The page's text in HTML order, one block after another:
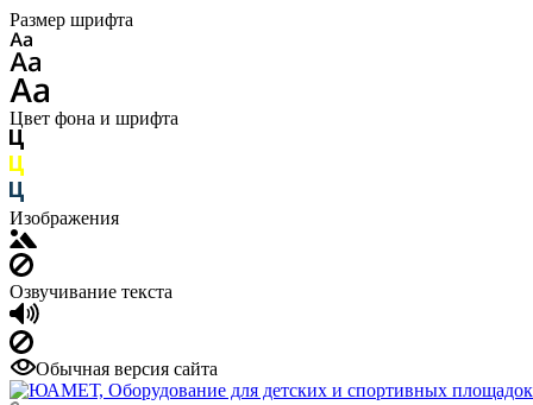
Размер шрифта
Цвет фона и шрифта
Изображения
Озвучивание текста
Обычная версия сайта